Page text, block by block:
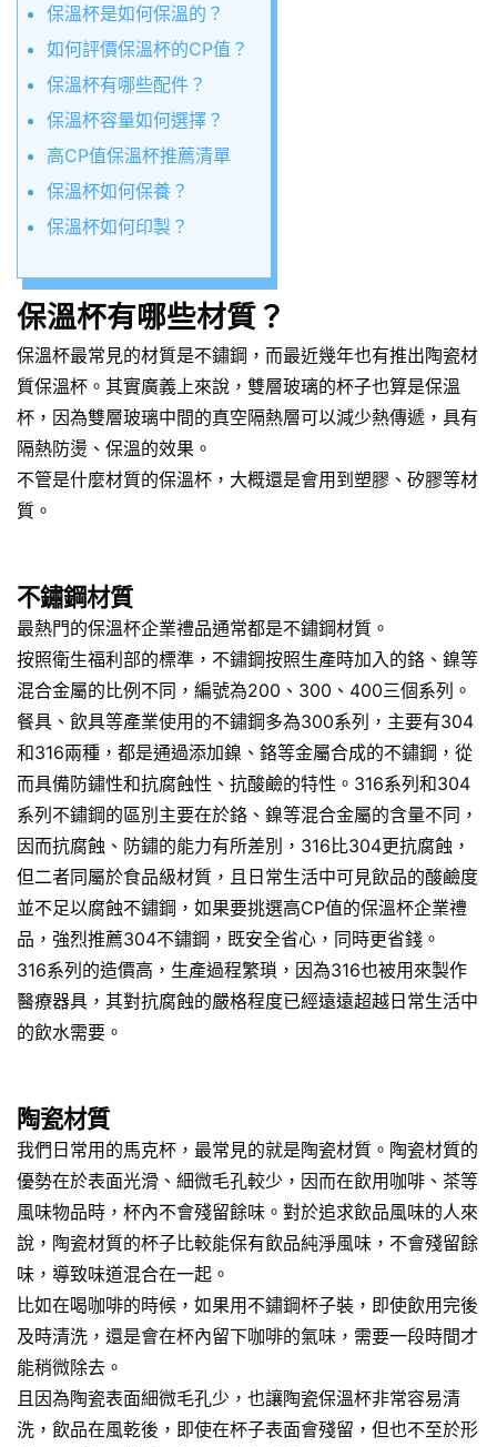
保溫杯是如何保溫的？
如何評價保溫杯的CP值？
保溫杯有哪些配件？
保溫杯容量如何選擇？
高CP值保溫杯推薦清單
保溫杯如何保養？
保溫杯如何印製？
保溫杯有哪些材質？
保溫杯最常見的材質是不鏽鋼，而最近幾年也有推出陶瓷材
質保溫杯。其實廣義上來說，雙層玻璃的杯子也算是保溫
杯，因為雙層玻璃中間的真空隔熱層可以減少熱傳遞，具有
隔熱防燙、保溫的效果。
不管是什麼材質的保溫杯，大概還是會用到塑膠、矽膠等材
質。
不鏽鋼材質
最熱門的保溫杯企業禮品通常都是不鏽鋼材質。
按照衛生福利部的標準，不鏽鋼按照生產時加入的鉻、鎳等
混合金屬的比例不同，編號為200、300、400三個系列。
餐具、飲具等產業使用的不鏽鋼多為300系列，主要有304
和316兩種，都是通過添加鎳、鉻等金屬合成的不鏽鋼，從
而具備防鏽性和抗腐蝕性、抗酸鹼的特性。316系列和304
系列不鏽鋼的區別主要在於鉻、鎳等混合金屬的含量不同，
因而抗腐蝕、防鏽的能力有所差別，316比304更抗腐蝕，
但二者同屬於食品級材質，且日常生活中可見飲品的酸鹼度
並不足以腐蝕不鏽鋼，如果要挑選高CP值的保溫杯企業禮
品，強烈推薦304不鏽鋼，既安全省心，同時更省錢。
316系列的造價高，生產過程繁瑣，因為316也被用來製作
醫療器具，其對抗腐蝕的嚴格程度已經遠遠超越日常生活中
的飲水需要。
陶瓷材質
我們日常用的馬克杯，最常見的就是陶瓷材質。陶瓷材質的
優勢在於表面光滑、細微毛孔較少，因而在飲用咖啡、茶等
風味物品時，杯內不會殘留餘味。對於追求飲品風味的人來
說，陶瓷材質的杯子比較能保有飲品純淨風味，不會殘留餘
味，導致味道混合在一起。
比如在喝咖啡的時候，如果用不鏽鋼杯子裝，即使飲用完後
及時清洗，還是會在杯內留下咖啡的氣味，需要一段時間才
能稍微除去。
且因為陶瓷表面細微毛孔少，也讓陶瓷保溫杯非常容易清
洗，飲品在風乾後，即使在杯子表面會殘留，但也不至於形